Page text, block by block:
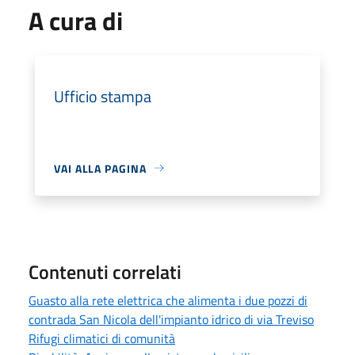
A cura di
Ufficio stampa
VAI ALLA PAGINA
Contenuti correlati
Guasto alla rete elettrica che alimenta i due pozzi di
contrada San Nicola dell'impianto idrico di via Treviso
Rifugi climatici di comunità